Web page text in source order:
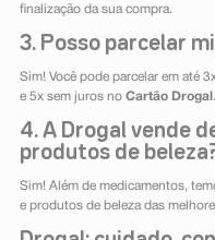
finalização da sua compra.
3. Posso parcelar
Sim! Você pode parcelar em até
e 5x sem juros no Cartão Drogal .
4. A Drogal vende
produtos de
Sim! Além de medicamentos,
e produtos de beleza das